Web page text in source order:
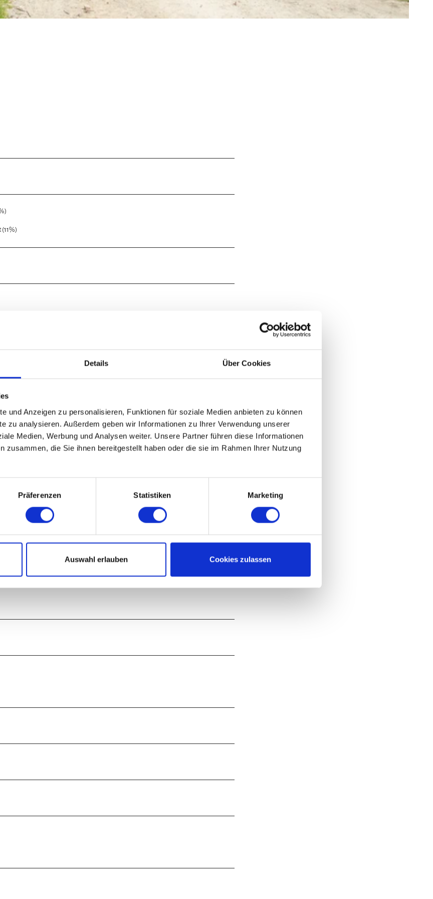
Details Über Cookies
und Anzeigen zu personalisieren, Funktionen für soziale Medien anbieten zu können
zu analysieren. Außerdem geben wir Informationen zu Ihrer Verwendung unserer
Medien, Werbung und Analysen weiter. Unsere Partner führen diese Informationen
zusammen, die Sie ihnen bereitgestellt haben oder die sie im Rahmen Ihrer Nutzung
Präferenzen Statistiken Marketing
Auswahl erlauben Cookies zulassen
(11%)
Kletterwald geht es zunächst ca. 2,5 km durch den Wald, vorbei an der
in Form eines Fuchsbaus, der sich mitten im Wald befindet. Nach etwa
Krug“, ein Gasthaus mit großem Biergarten, der zur Einkehr
die wunderschöne Obstbaum-Allee in Richtung Blankenburg antreten.
gelangen Sie über die Herzogstraße und durch den